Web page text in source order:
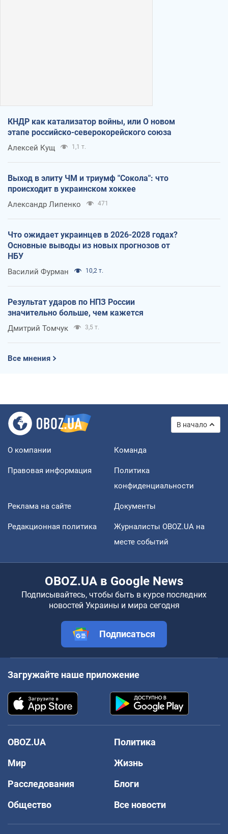
КНДР как катализатор войны, или О новом
этапе российско-северокорейского союза
Алексей Кущ 1,1 т.
Выход в элиту ЧМ и триумф "Сокола": что
происходит в украинском хоккее
Александр Липенко 471
Что ожидает украинцев в 2026-2028 годах?
Основные выводы из новых прогнозов от
НБУ
Василий Фурман 10,2 т.
Результат ударов по НПЗ России
значительно больше, чем кажется
Дмитрий Томчук 3,5 т.
Все мнения
В начало
О компании Команда
Правовая информация
Политика
конфиденциальности
Реклама на сайте Документы
Редакционная политика
Журналисты OBOZ.UA на
месте событий
OBOZ.UA в Google News
Подписывайтесь, чтобы быть в курсе последних
новостей Украины и мира сегодня
Подписаться
Загружайте наше приложение
OBOZ.UA
Политика
Мир
Жизнь
Расследования
Блоги
Общество
Все новости